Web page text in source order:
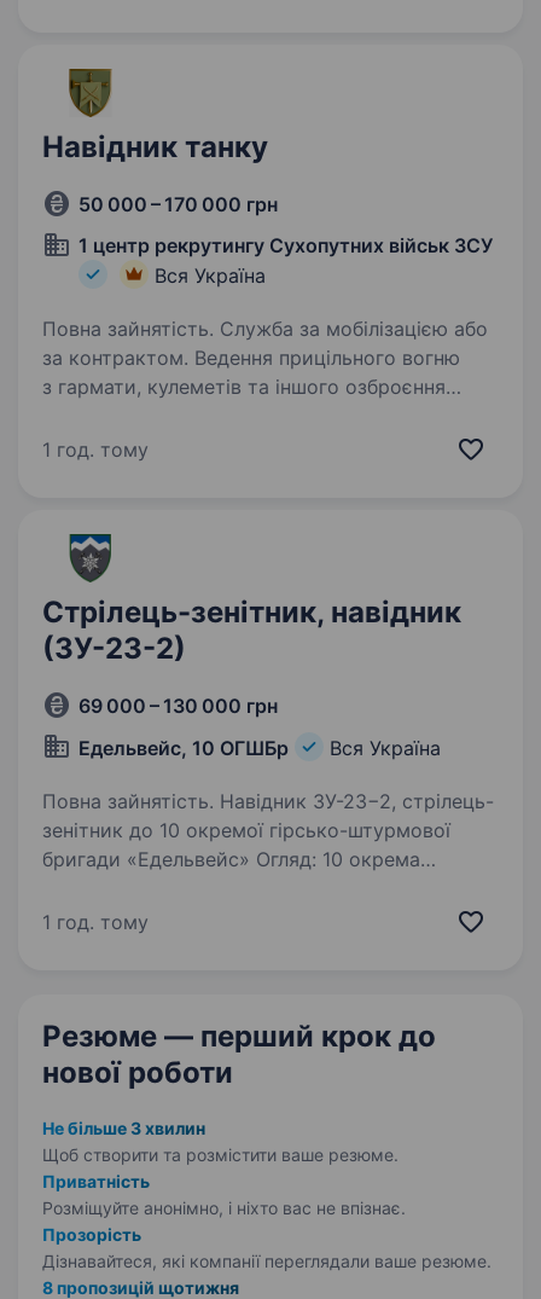
Навідник танку
50 000 – 170 000 грн
1 центр рекрутингу Сухопутних військ ЗСУ
Вся Україна
Повна зайнятість. Служба за мобілізацією або
за контрактом. Ведення прицільного вогню
з гармати, кулеметів та іншого озброєння
готовність озброєння і прицільних приладів.
1 год. тому
Стрілець-зенітник, навідник
(ЗУ-23-2)
69 000 – 130 000 грн
Едельвейс, 10 ОГШБр
Вся Україна
Повна зайнятість. Навідник ЗУ-23−2, стрілець-
зенітник до 10 окремої гірсько-штурмової
бригади «Едельвейс» Огляд: 10 окрема
з початку створення у 2015 році захищає
1 год. тому
Резюме — перший крок до
нової роботи
Не більше 3 хвилин
Щоб створити та розмістити ваше резюме.
Приватність
Розміщуйте анонімно, і ніхто вас не впізнає.
Прозорість
Дізнавайтеся, які компанії переглядали ваше резюме.
8 пропозицій щотижня